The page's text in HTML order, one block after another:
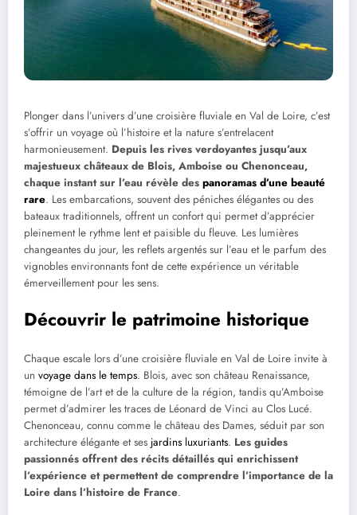
Plonger dans l’univers d’une croisière fluviale en Val de Loire, c’est
s’offrir un voyage où l’histoire et la nature s’entrelacent
harmonieusement. Depuis les rives verdoyantes jusqu’aux
majestueux châteaux de Blois, Amboise ou Chenonceau,
chaque instant sur l’eau révèle des panoramas d’une beauté
rare. Les embarcations, souvent des péniches élégantes ou des
bateaux traditionnels, offrent un confort qui permet d’apprécier
pleinement le rythme lent et paisible du fleuve. Les lumières
changeantes du jour, les reflets argentés sur l’eau et le parfum des
vignobles environnants font de cette expérience un véritable
émerveillement pour les sens.
Découvrir le patrimoine historique
Chaque escale lors d’une croisière fluviale en Val de Loire invite à
un voyage dans le temps. Blois, avec son château Renaissance,
témoigne de l’art et de la culture de la région, tandis qu’Amboise
permet d’admirer les traces de Léonard de Vinci au Clos Lucé.
Chenonceau, connu comme le château des Dames, séduit par son
architecture élégante et ses jardins luxuriants. Les guides
passionnés offrent des récits détaillés qui enrichissent
l’expérience et permettent de comprendre l’importance de la
Loire dans l’histoire de France.